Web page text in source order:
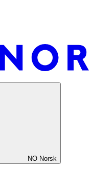
NO Norsk